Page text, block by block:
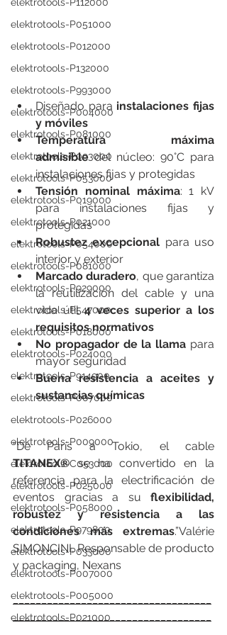
elektrotools-P051000
elektrotools-P012000
elektrotools-P132000
elektrotools-P993000
elektrotools-P004000
elektrotools-P081000
elektrotools-P093000
elektrotools-P053000
elektrotools-P019000
elektrotools-P021000
elektrotools-P054000
elektrotools-P081000
elektrotools-P929000
elektrotools-P547000
elektrotools-P018000
elektrotools-P024000
elektrotools-P914900
elektrotools-P007000
elektrotools-P026000
elektrotools-P009000
elektrotools-C053000
elektrotools-P025000
elektrotools-P058000
elektrotools-P979800
elektrotools-P033000
elektrotools-P007000
elektrotools-P005000
elektrotools-P021000
Diseñado para instalaciones fijas
y móviles
Temperatura máxima
admisible del núcleo: 90°C para
instalaciones fijas y protegidas
Tensión nominal máxima: 1 kV
para instalaciones fijas y
protegidas
Robustez excepcional para uso
interior y exterior
Marcado duradero, que garantiza
la reutilización del cable y una
vida útil 4 veces superior a los
requisitos normativos
No propagador de la llama para
mayor seguridad
Buena resistencia a aceites y
sustancias químicas
TITANEX® se ha convertido en la
referencia para la electrificación de
eventos gracias a su flexibilidad,
robustez y resistencia a las
condiciones más extremas.”Valérie
SIMONCINI, Responsable de producto
y packaging, Nexans
___________________________________
___________________________________